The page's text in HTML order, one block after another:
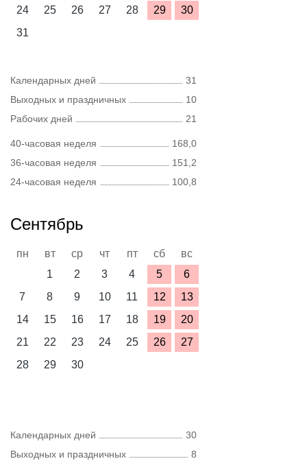
24
25 26 27 28 29
30
31
Календарных дней
31
Выходных и праздничных
10
Рабочих дней
21
40-часовая неделя
168,0
36-часовая неделя
151,2
24-часовая неделя
100,8
Сентябрь
пн вт ср чт пт сб
вс
1
2 3 4 5
6
7
8 9 10 11 12
13
14
15 16 17 18 19
20
21
22 23 24 25 26
27
28
29 30
Календарных дней
30
Выходных и праздничных
8